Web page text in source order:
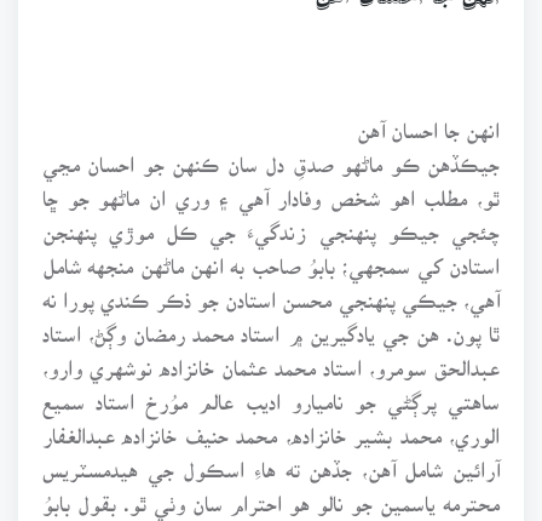
انهن جا احسان آهن
جيڪڏهن ڪو ماڻهو صدقِ دل سان ڪنهن جو احسان مڃي
ٿو، مطلب اهو شخص وفادار آهي ۽ وري ان ماڻهو جو ڇا
چئجي جيڪو پنهنجي زندگيءَ جي ڪل موڙي پنهنجن
استادن کي سمجهي؛ بابوُ صاحب به انهن ماڻهن منجهه شامل
آهي، جيڪي پنهنجي محسن استادن جو ذڪر ڪندي پورا نه
ٿا پون. هن جي يادگيرين ۾ استاد محمد رمضان وڳڻ، استاد
عبدالحق سومرو، استاد محمد عثمان خانزاده نوشهري وارو،
ساهتي پرڳڻي جو ناميارو اديب عالم موُرخ استاد سميع
الوري، محمد بشير خانزاده، محمد حنيف خانزاده عبدالغفار
آرائين شامل آهن، جڏهن ته هاءِ اسڪول جي هيدمسٽريس
محترمه ياسمين جو نالو هو احترام سان وٺي ٿو. بقول بابوُ